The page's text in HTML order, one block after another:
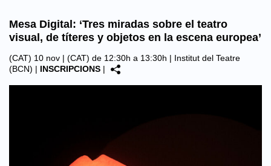
Mesa Digital: ‘Tres miradas sobre el teatro
visual, de títeres y objetos en la escena europea’
(CAT) 10 nov | (CAT) de 12:30h a 13:30h | Institut del Teatre
(BCN) | INSCRIPCIONS |